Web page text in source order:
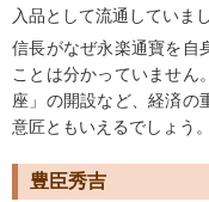
入品として流通していまし
信長がなぜ永楽通寶を自
ことは分かっていません
座」の開設など、経済の
意匠ともいえるでしょう。
豊臣秀吉